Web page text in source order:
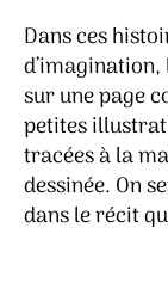
Dans ces
sur une page
petites
tracées à la
dessinée. On
dans le récit